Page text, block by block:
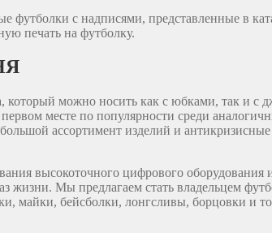
футболки с надписями, представленные в
печать на футболку.
можно носить как с юбками, так и с
месте по популярности среди
ассортимент изделий и
высокоточного цифрового
Мы предлагаем стать владельцем
бейсболки, лонгсливы, борцовки и